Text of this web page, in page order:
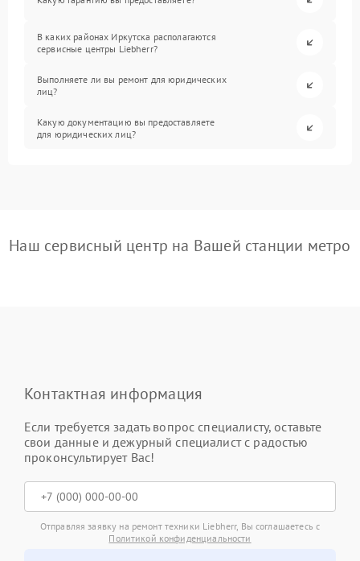
В каких районах Иркутска располагаются
сервисные центры Liebherr?
Выполняете ли вы ремонт для юридических
лиц?
Какую документацию вы предоставляете
для юридических лиц?
Наш сервисный центр на Вашей станции метро
Контактная информация
Если требуется задать вопрос специалисту, оставьте
свои данные и дежурный специалист с радостью
проконсультирует Вас!
Отправляя заявку на ремонт техники Liebherr, Вы соглашаетесь с
Политикой конфиденциальности